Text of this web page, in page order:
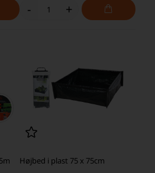
- +
Højbed i plast 75 x 75cm